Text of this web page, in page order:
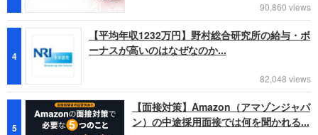
90,860 views
4
【平均年収1232万円】野村総合研究所の給与・ボ
ーナスが高いのはなぜなのか...
82,048 views
5
【面接対策】Amazon（アマゾンジャパ
ン）の中途採用面接では何を聞かれる...